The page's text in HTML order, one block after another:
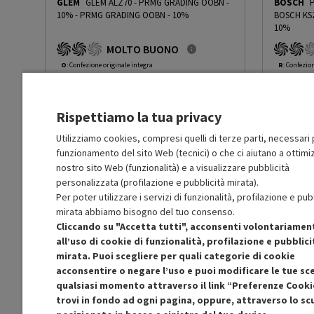
URL del sito web www.bsh-group.com
EU Fondata
Codice postale 81739
Paese Germania
GLEM GLEM ALZ70 - PRMG GRADING OOBN -
10%- PRMG GRADING OOBN - 10%
MOLTO BUONO
O: Confezione originale integra
O: Accessori principali presenti
Prodotto Nuovo 58.99 -10%
Ricondizionato Prezzo ridotto da
53.09a-50%
In Promozione 26.54
Aggiungi al carrello
SCONTO RICONDIZIONATI
Approfitta dello sconto del 50% sul prodotto
ricondizionato.
BOSCH
BOSCH
10%
R:
O:
In
Rispettiamo la tua privacy
Utilizziamo cookies, compresi quelli di terze parti, necessari
funzionamento del sito Web (tecnici) o che ci aiutano a
nostro sito Web (funzionalità) e a visualizzare pubblicità
personalizzata (profilazione e pubblicità mirata).
Per poter utilizzare i servizi di funzionalità, profilazione e
mirata abbiamo bisogno del tuo consenso.
Cliccando su "Accetta tutti", acconsenti
all’uso di cookie di funzionalità, profilazione e
mirata. Puoi scegliere per quali categorie di cookie
acconsentire o negare l’uso e puoi modificare le tue
qualsiasi momento attraverso il link “Preferenze
trovi in fondo ad ogni pagina, oppure, attraverso lo